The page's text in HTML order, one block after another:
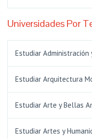
Universidades Por
Estudiar Administración
Estudiar Arquitectura
Estudiar Arte y Bellas
Estudiar Artes y